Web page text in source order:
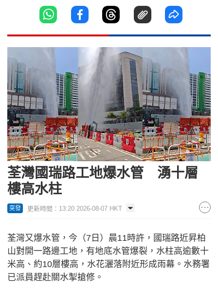
荃灣國瑞路工地爆水管 湧十層
樓高水柱
突發 更新時間：13:20 2026-08-07 HKT
荃灣又爆水管，今（7日）晨11時許，國瑞路近昇柏
山對開一路邊工地，有地底水管爆裂，水柱高逾數十
米高、約10層樓高，水花灑落附近形成雨幕。水務署
已派員趕赴關水掣搶修。